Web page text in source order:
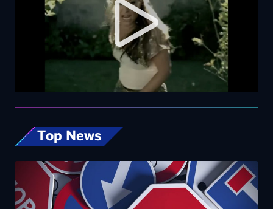
Top News